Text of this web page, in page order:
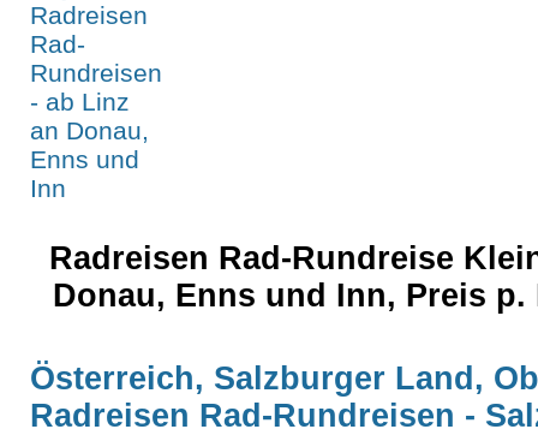
Radreisen Rad-Rundreise
Donau, Enns und Inn, Preis
Österreich, Salzburger Land,
Radreisen Rad-Rundreisen -